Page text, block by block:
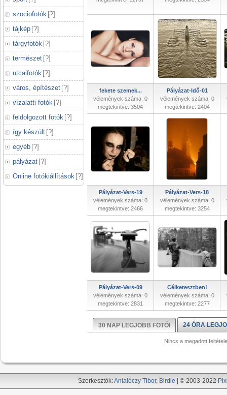
szociofotók [?]
tájkép [?]
tárgyfotók [?]
természet [?]
utcaifotók [?]
város, építészet [?]
vízalatti fotók [?]
feldolgozott fotók [?]
így készült [?]
egyéb [?]
pályázat [?]
Online fotókiállítások [?]
fekete szemek...
vélemények száma: 0
megtekintve: 3504
Pályázat-Idő-01
vélemények száma: 0
megtekintve: 2404
Pályázat-Vers-19
vélemények száma: 0
megtekintve: 2466
Pályázat-Vers-18
vélemények száma: 0
megtekintve: 3254
Pályázat-Vers-09
vélemények száma: 0
megtekintve: 2831
Célkeresztben!
vélemények száma: 0
megtekintve: 2277
30 NAP LEGJOBB FOTÓI 24 ÓRA
Nincs a megadott
Szerkesztők:Antalóczy Tibor, Birdie | © 2003-2022